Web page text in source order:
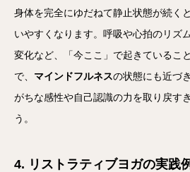
身体を完全にゆだねて静止状態が続く
いやすくなります。呼吸や心拍のリズ
変化など、「今ここ」で起きているこ
で、 マインドフルネスの状態にも近づ
がちな感性や自己認識の力を取り戻す
う。
4. リストラティブヨガの実践